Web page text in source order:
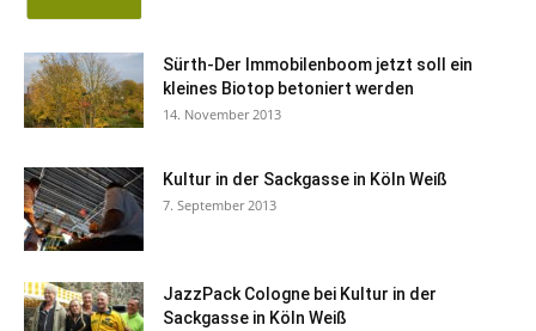
Sürth-Der Immobilenboom jetzt soll ein
kleines Biotop betoniert werden
14. November 2013
Kultur in der Sackgasse in Köln Weiß
7. September 2013
JazzPack Cologne bei Kultur in der
Sackgasse in Köln Weiß